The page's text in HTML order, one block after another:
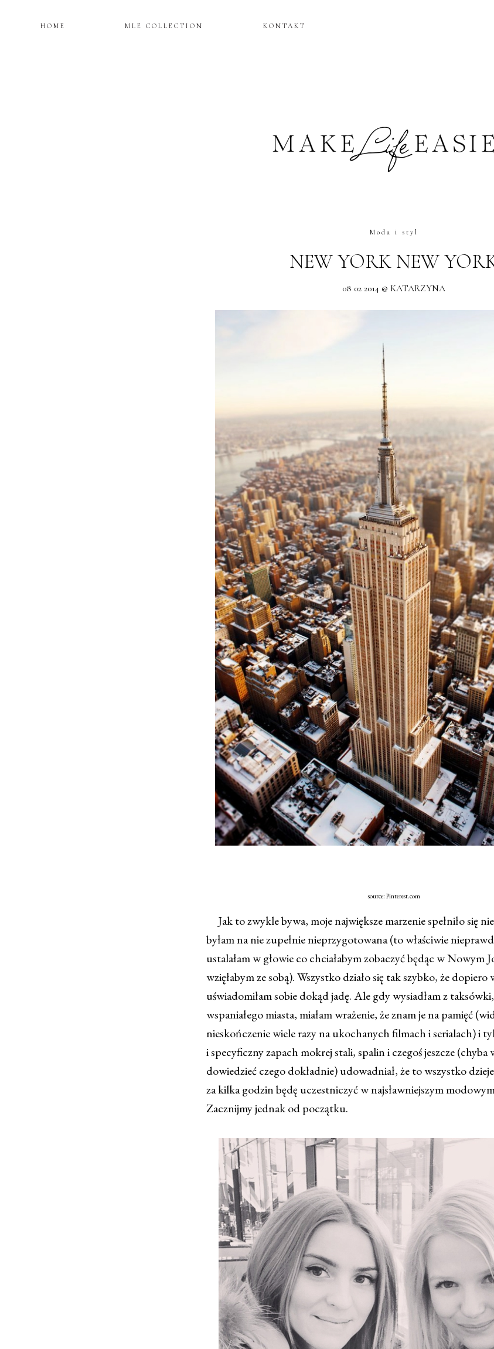
HOME MLE COLLECTION KONTAKT
Moda i styl
NEW YORK NEW
08 02 2014 @ KATARZYNA
source: Pinterest.com
Jak to zwykle bywa, moje największe marzenie spełniło się
byłam na nie zupełnie nieprzygotowana (to właściwie
ustalałam w głowie co chciałabym zobaczyć będąc w Nowym
wzięłabym ze sobą). Wszystko działo się tak szybko, że dopiero
uświadomiłam sobie dokąd jadę. Ale gdy wysiadłam z
wspaniałego miasta, miałam wrażenie, że znam je na pamięć
nieskończenie wiele razy na ukochanych filmach i serialach) i
i specyficzny zapach mokrej stali, spalin i czegoś jeszcze (chyba
dowiedzieć czego dokładnie) udowadniał, że to wszystko
za kilka godzin będę uczestniczyć w najsławniejszym
Zacznijmy jednak od początku.